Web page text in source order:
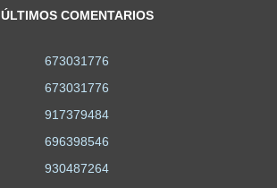
ÚLTIMOS COMENTARIOS
673031776
673031776
917379484
696398546
930487264